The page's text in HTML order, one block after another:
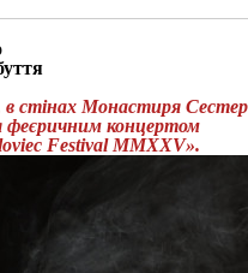
в стінах Монастиря Сестер
феєричним концертом
Festival MMXXV».